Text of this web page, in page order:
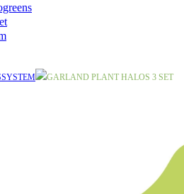
GARLAND PLANT HALOS 3 SET